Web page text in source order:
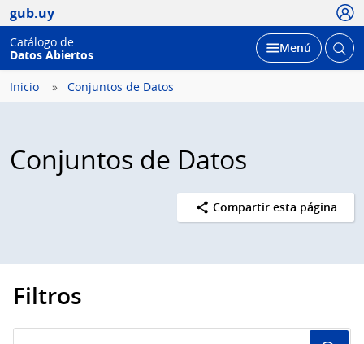
gub.uy
Catálogo de
Datos Abiertos
Desplegar
Menú Abrir
Inicio Conjuntos de Datos
Conjuntos de Datos
Compartir esta página
Filtros